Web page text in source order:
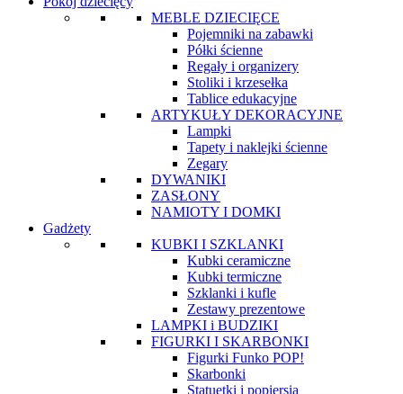
MEBLE DZIECIĘCE
Pojemniki na zabawki
Półki ścienne
Regały i organizery
Stoliki i krzesełka
Tablice edukacyjne
ARTYKUŁY DEKORACYJNE
Lampki
Tapety i naklejki ścienne
Zegary
DYWANIKI
ZASŁONY
NAMIOTY I DOMKI
Gadżety
KUBKI I SZKLANKI
Kubki ceramiczne
Kubki termiczne
Szklanki i kufle
Zestawy prezentowe
LAMPKI i BUDZIKI
FIGURKI I SKARBONKI
Figurki Funko POP!
Skarbonki
Statuetki i popiersia